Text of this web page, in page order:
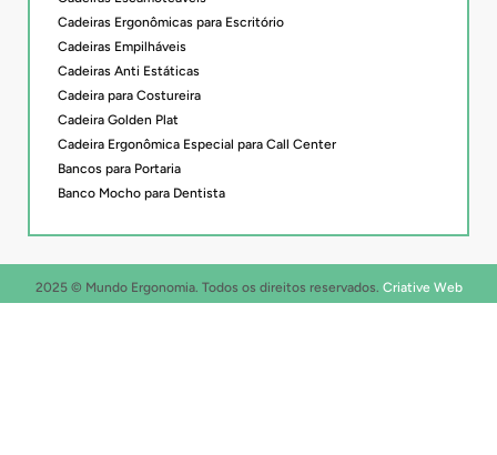
Cadeiras Ergonômicas para Escritório
Cadeiras Empilháveis
Cadeiras Anti Estáticas
Cadeira para Costureira
Cadeira Golden Plat
Cadeira Ergonômica Especial para Call Center
Bancos para Portaria
Banco Mocho para Dentista
2025 © Mundo Ergonomia. Todos os direitos reservados. Criative Web